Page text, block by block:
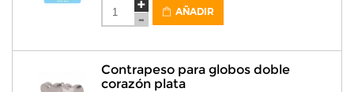
AÑADIR
Contrapeso para globos doble
corazón plata